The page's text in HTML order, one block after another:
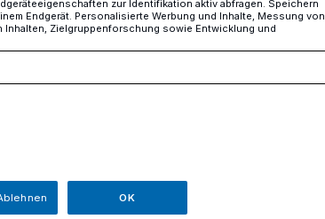
und ehemaliger
im gesetzten Alter
Heimatstadt
zur Identifikation aktiv abfragen. Speichern
Endgerät. Personalisierte Werbung und Inhalte, Messung von
Inhalten, Zielgruppenforschung sowie Entwicklung und
OK